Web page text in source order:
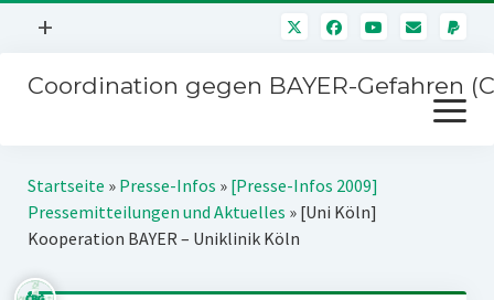
Menü
+
Mitmachen
Über uns
Kontakt
Impressum
Coordination gegen BAYER-Gefahren
Menü
öffnen
Kampagnen
Stichwort BAYER
Startseite » Presse-Infos » [Presse-Infos 2009]
Pressemitteilungen und Aktuelles » [Uni Köln]
Kooperation BAYER – Uniklinik Köln